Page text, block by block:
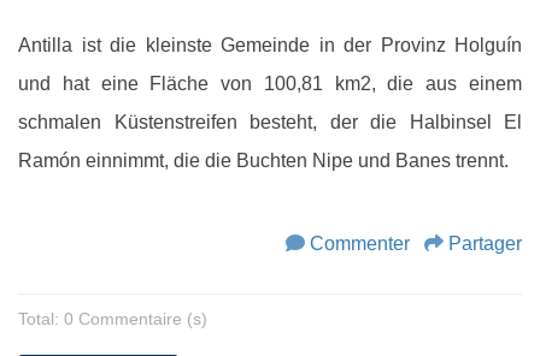
Antilla ist die kleinste Gemeinde in der Provinz Holguín
und hat eine Fläche von 100,81 km2, die aus einem
schmalen Küstenstreifen besteht, der die Halbinsel El
Ramón einnimmt, die die Buchten Nipe und Banes trennt.
Commenter Partager
Total: 0 Commentaire (s)